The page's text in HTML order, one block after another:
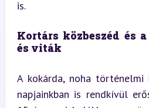
is.
Kortárs közbeszéd és
és viták
A kokárda, noha történelmi
napjainkban is rendkívül